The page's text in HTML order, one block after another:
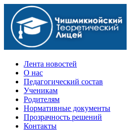
Официальный сайт учебного заведения
Лента новостей
О нас
Педагогический состав
Ученикам
Родителям
Нормативные документы
Прозрачность решений
Контакты